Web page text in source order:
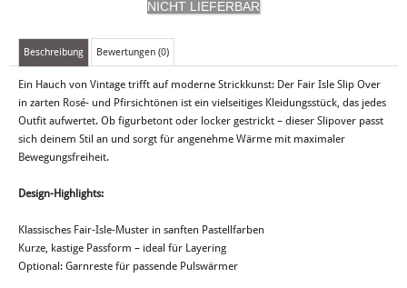
Beschreibung Bewertungen (0)
Ein Hauch von Vintage trifft auf moderne Strickkunst: Der Fair Isle Slip Over
in zarten Rosé- und Pfirsichtönen ist ein vielseitiges Kleidungsstück, das jedes
Outfit aufwertet. Ob figurbetont oder locker gestrickt – dieser Slipover passt
sich deinem Stil an und sorgt für angenehme Wärme mit maximaler
Bewegungsfreiheit.
Design-Highlights:
Klassisches Fair-Isle-Muster in sanften Pastellfarben
Kurze, kastige Passform – ideal für Layering
Optional: Garnreste für passende Pulswärmer